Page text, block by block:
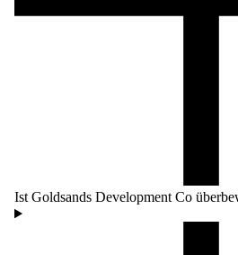
Ist Goldsands Development Co